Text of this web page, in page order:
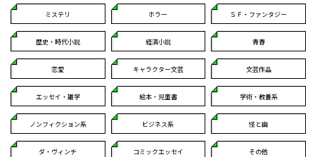
ミステリ ホラー ＳＦ・ファンタジー
歴史・時代小説 経済小説 青春
恋愛 キャラクター文芸 文芸作品
エッセイ・雑学 絵本・児童書 学術・教養系
ノンフィクション系 ビジネス系 怪と幽
ダ・ヴィンチ コミックエッセイ その他